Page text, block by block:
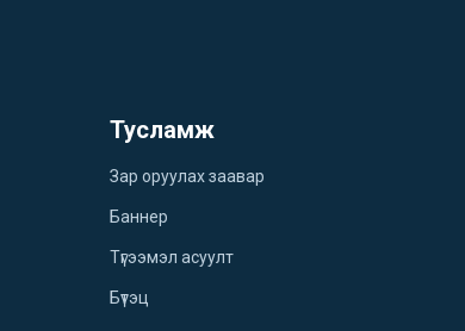
Тусламж
Зар оруулах заавар
Баннер
Түгээмэл асуулт
Бүтэц